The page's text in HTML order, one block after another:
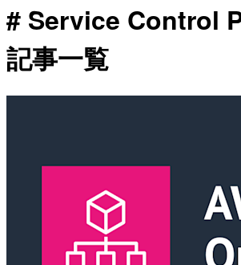
# Service Control
記事一覧